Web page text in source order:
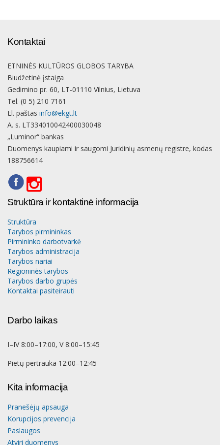
Kontaktai
ETNINĖS KULTŪROS GLOBOS TARYBA
Biudžetinė įstaiga
Gedimino pr. 60, LT-01110 Vilnius, Lietuva
Tel. (0 5) 210 7161
El. paštas info@ekgt.lt
A. s. LT334010042400030048
„Luminor“ bankas
Duomenys kaupiami ir saugomi Juridinių asmenų registre, kodas
188756614
Struktūra ir kontaktinė informacija
Struktūra
Tarybos pirmininkas
Pirmininko darbotvarkė
Tarybos administracija
Tarybos nariai
Regioninės tarybos
Tarybos darbo grupės
Kontaktai pasiteirauti
Darbo laikas
I–IV 8:00–17:00, V 8:00–15:45
Pietų pertrauka 12:00–12:45
Kita informacija
Pranešėjų apsauga
Korupcijos prevencija
Paslaugos
Atviri duomenys